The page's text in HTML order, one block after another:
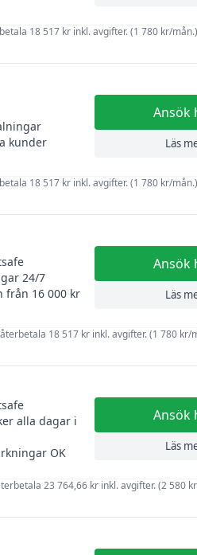
18 517 kr inkl. avgifter. (1 780 kr/
kunder
Ansök
Läs
18 517 kr inkl. avgifter. (1 780 kr/
24/7
från 16 000 kr
Ansök
Läs
18 517 kr inkl. avgifter. (1 780 kr/
alla dagar i
OK
Ansök
Läs
23 764,66 kr inkl. avgifter. (2 580